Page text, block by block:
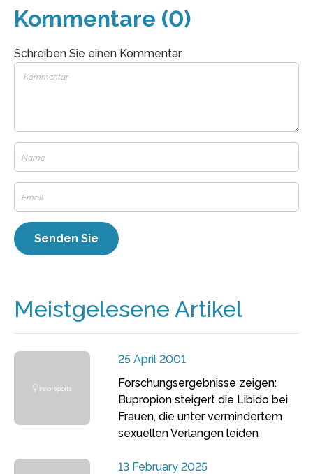
Kommentare (0)
Schreiben Sie einen Kommentar
Meistgelesene Artikel
25 April 2001
Forschungsergebnisse zeigen:
Bupropion steigert die Libido bei
Frauen, die unter vermindertem
sexuellen Verlangen leiden
13 February 2025